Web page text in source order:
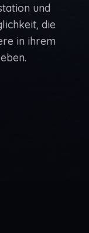
und
die
in ihrem